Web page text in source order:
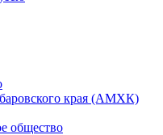
края (АМХК)
общество